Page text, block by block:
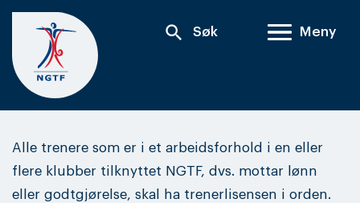
Skip
content
search Søk Meny
Alle trenere som er i et arbeidsforhold i en eller
flere klubber tilknyttet NGTF, dvs. mottar lønn
eller godtgjørelse, skal ha trenerlisensen i orden.